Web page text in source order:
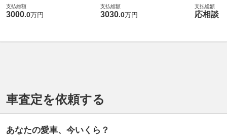
支払総額
3000.0万円
支払総額
3030.0万円
支払総額
応相談
車査定を依頼する
あなたの愛車、今いくら？